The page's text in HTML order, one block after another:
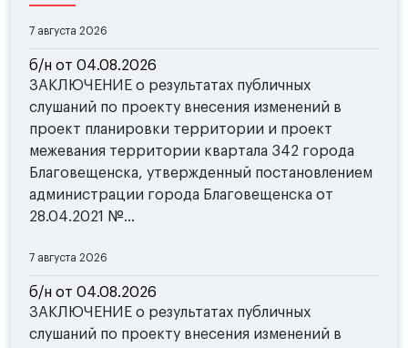
7 августа 2026
б/н от 04.08.2026
ЗАКЛЮЧЕНИЕ о результатах публичных
слушаний по проекту внесения изменений в
проект планировки территории и проект
межевания территории квартала 342 города
Благовещенска, утвержденный постановлением
администрации города Благовещенска от
28.04.2021 №...
7 августа 2026
б/н от 04.08.2026
ЗАКЛЮЧЕНИЕ о результатах публичных
слушаний по проекту внесения изменений в